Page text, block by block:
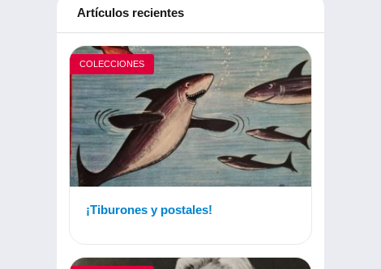
Artículos recientes
COLECCIONES
¡Tiburones y postales!